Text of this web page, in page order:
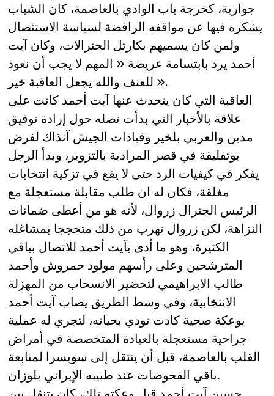
جوارية، كخرجة باب الوادي بالعاصمة، كان الشباب
يشكره فيها عن مواقفه الرافضة لسياسة الاستئصال
ولمن كان يسميهم بكارتل الجنرالات، وكان آيت
أحمد يرد بابتسامة عريضة « المهم لا يجب أن نعود
للعنف والله يجعل العاقبة خير ».
العاقبة التي كان يتحدث عنها آيت أحمد كانت على
علاقة بالأخبار التي بدأت تصله حول إرادة توفيق
مدين والعربي بلخير وقيادات الجيش آنذاك لفرض
بوتفليقة في قصر المرادية بالتزوير، وبدأ الرجل
يفكر في كيفيات الرد حتى لا يقع في تزكية انتخابات
مغلقة، فكان له ان طلب مقابلة مستعجلة مع
الرئيس الجنرال زروال، لأنه هو من أعطى ضمانات
النزاهة، لكن زروال تهرب من ذلك متحججا بمشاغله
الكثيرة، وهو ما أدى بآيت أحمد للاتصال بباقي
المترشحين وعلى رأسهم مولود حمروش وأحمد
طالب الابراهيمي لتحضير الانسحاب من المهزلة
الانتخابية، وفي وسط الطريق يصاب آيت أحمد
بوعكة صحية كادت تودي بحياته، لتجري له عملية
جراحية مستعجلة بالعيادة المتخصصة في أمراض
القلب بالعاصمة، قبل أن ينتقل إلى سويسرا لمتابعة
باقي الفحوصات عند طبيبه الإيراني بلوزان.